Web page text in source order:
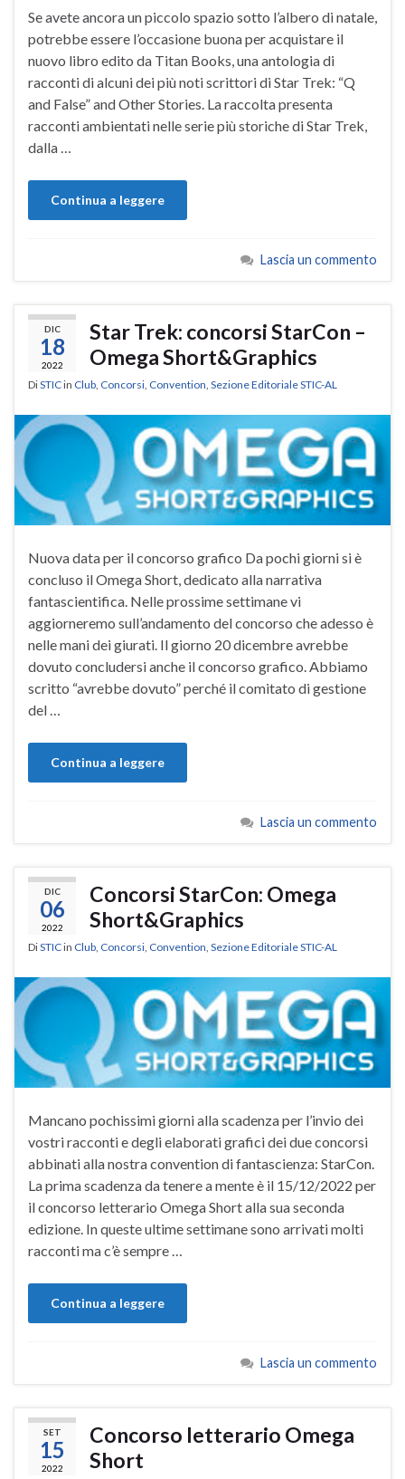
Se avete ancora un piccolo spazio sotto l’albero di natale,
potrebbe essere l’occasione buona per acquistare il
nuovo libro edito da Titan Books, una antologia di
racconti di alcuni dei più noti scrittori di Star Trek: “Q
and False” and Other Stories. La raccolta presenta
racconti ambientati nelle serie più storiche di Star Trek,
dalla …
Continua a leggere
Lascia un commento
DIC
18
2022
Star Trek: concorsi StarCon –
Omega Short&Graphics
DiSTICin Club Concorsi Convention Sezione Editoriale STIC-AL
Nuova data per il concorso grafico Da pochi giorni si è
concluso il Omega Short, dedicato alla narrativa
fantascientifica. Nelle prossime settimane vi
aggiorneremo sull’andamento del concorso che adesso è
nelle mani dei giurati. Il giorno 20 dicembre avrebbe
dovuto concludersi anche il concorso grafico. Abbiamo
scritto “avrebbe dovuto” perché il comitato di gestione
del …
Continua a leggere
Lascia un commento
DIC
06
2022
Concorsi StarCon: Omega
Short&Graphics
DiSTICin Club Concorsi Convention Sezione Editoriale STIC-AL
Mancano pochissimi giorni alla scadenza per l’invio dei
vostri racconti e degli elaborati grafici dei due concorsi
abbinati alla nostra convention di fantascienza: StarCon.
La prima scadenza da tenere a mente è il 15/12/2022 per
il concorso letterario Omega Short alla sua seconda
edizione. In queste ultime settimane sono arrivati molti
racconti ma c’è sempre …
Continua a leggere
Lascia un commento
SET
15
2022
Concorso letterario Omega
Short